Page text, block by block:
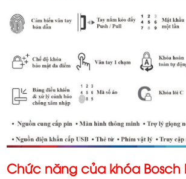
Chức năng của khóa Bosch